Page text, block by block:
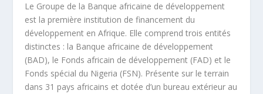
Le Groupe de la Banque africaine de développement
est la première institution de financement du
développement en Afrique. Elle comprend trois entités
distinctes : la Banque africaine de développement
(BAD), le Fonds africain de développement (FAD) et le
Fonds spécial du Nigeria (FSN). Présente sur le terrain
dans 31 pays africains et dotée d’un bureau extérieur au